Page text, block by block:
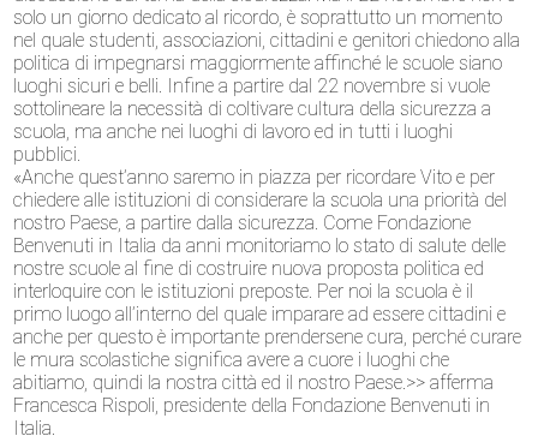
solo un giorno dedicato al ricordo, è soprattutto un momento
nel quale studenti, associazioni, cittadini e genitori chiedono alla
politica di impegnarsi maggiormente affinché le scuole siano
luoghi sicuri e belli. Infine a partire dal 22 novembre si vuole
sottolineare la necessità di coltivare cultura della sicurezza a
scuola, ma anche nei luoghi di lavoro ed in tutti i luoghi
pubblici.
«Anche quest’anno saremo in piazza per ricordare Vito e per
chiedere alle istituzioni di considerare la scuola una priorità del
nostro Paese, a partire dalla sicurezza. Come Fondazione
Benvenuti in Italia da anni monitoriamo lo stato di salute delle
nostre scuole al fine di costruire nuova proposta politica ed
interloquire con le istituzioni preposte. Per noi la scuola è il
primo luogo all’interno del quale imparare ad essere cittadini e
anche per questo è importante prendersene cura, perché curare
le mura scolastiche significa avere a cuore i luoghi che
abitiamo, quindi la nostra città ed il nostro Paese.>> afferma
Francesca Rispoli, presidente della Fondazione Benvenuti in
Italia.